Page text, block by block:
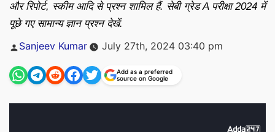
और रिपोर्ट, स्कीम आदि से प्रश्न शामिल हैं. सेबी ग्रेड A परीक्षा 2024 में
पूछे गए सामान्य ज्ञान प्रश्न देखें.
Posted
Sanjeev Kumar July 27th, 2024 03:40 pm
Add as a preferred
source on Google